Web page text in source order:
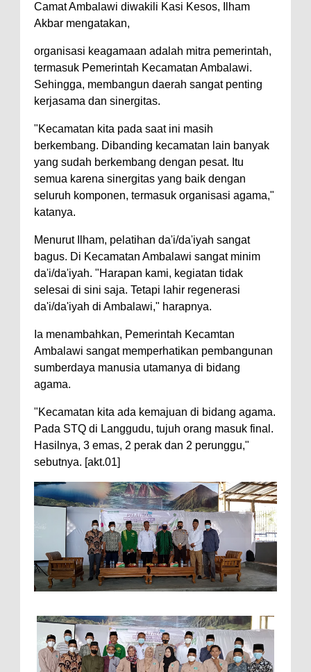
Camat Ambalawi diwakili Kasi Kesos, Ilham
Akbar mengatakan,
organisasi keagamaan adalah mitra pemerintah,
termasuk Pemerintah Kecamatan Ambalawi.
Sehingga, membangun daerah sangat penting
kerjasama dan sinergitas.
"Kecamatan kita pada saat ini masih
berkembang. Dibanding kecamatan lain banyak
yang sudah berkembang dengan pesat. Itu
semua karena sinergitas yang baik dengan
seluruh komponen, termasuk organisasi agama,"
katanya.
Menurut Ilham, pelatihan da'i/da'iyah sangat
bagus. Di Kecamatan Ambalawi sangat minim
da'i/da'iyah. "Harapan kami, kegiatan tidak
selesai di sini saja. Tetapi lahir regenerasi
da'i/da'iyah di Ambalawi," harapnya.
Ia menambahkan, Pemerintah Kecamtan
Ambalawi sangat memperhatikan pembangunan
sumberdaya manusia utamanya di bidang
agama.
"Kecamatan kita ada kemajuan di bidang agama.
Pada STQ di Langgudu, tujuh orang masuk final.
Hasilnya, 3 emas, 2 perak dan 2 perunggu,"
sebutnya. [akt.01]